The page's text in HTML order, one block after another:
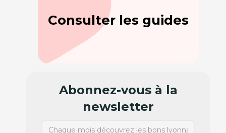
Consulter les guides
Abonnez-vous à la
newsletter